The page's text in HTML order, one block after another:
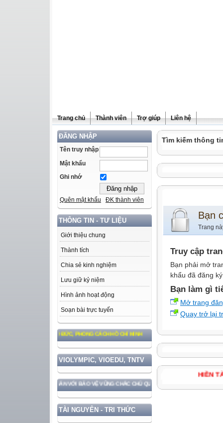
Trang chủ Thành viên Trợ giúp Liên hệ
ĐĂNG NHẬP
Tên truy nhập
Mật khẩu
Ghi nhớ
Quên mật khẩu ĐK thành viên
THÔNG TIN - TƯ LIỆU
Giới thiệu chung
Thành tích
Chia sẻ kinh nghiệm
Lưu giữ kỷ niệm
Hình ảnh hoạt động
Soạn bài trực tuyến
TƯ TƯỞNG, ĐẠO ĐỨC, PHONG CÁCH HỒ CHÍ MINH
VIOLYMPIC, VIOEDU, TNTV
ĐẤT NƯỚC GẮN VỚI BẢO VỆ VỮNG CHẮC CHỦ QUYỀN VÀ ĐỘC LẬP DÂN TỘC!
TÀI NGUYÊN - TRI THỨC
Tìm kiếm thông
Bạn
Trang
Truy cập
Bạn phải mở
khẩu đã đăng
Bạn làm gì
Mở trang
Quay trở lại